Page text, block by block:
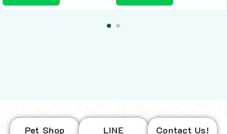
Pet Shop LINE
Contact Us!